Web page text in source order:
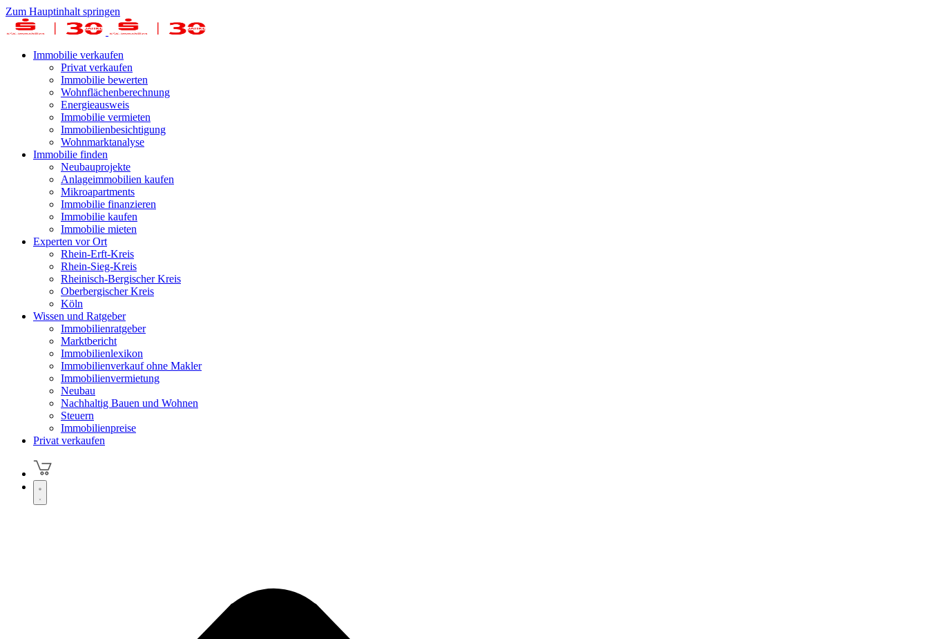
Zum Hauptinhalt springen
Immobilie verkaufen
Privat verkaufen
Immobilie bewerten
Wohnflächenberechnung
Energieausweis
Immobilie vermieten
Immobilienbesichtigung
Wohnmarktanalyse
Immobilie finden
Neubauprojekte
Anlageimmobilien kaufen
Mikroapartments
Immobilie finanzieren
Immobilie kaufen
Immobilie mieten
Experten vor Ort
Rhein-Erft-Kreis
Rhein-Sieg-Kreis
Rheinisch-Bergischer Kreis
Oberbergischer Kreis
Köln
Wissen und Ratgeber
Immobilienratgeber
Marktbericht
Immobilienlexikon
Immobilienverkauf ohne Makler
Immobilienvermietung
Neubau
Nachhaltig Bauen und Wohnen
Steuern
Immobilienpreise
Privat verkaufen